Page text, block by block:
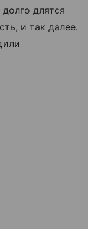
длятся
и так далее.